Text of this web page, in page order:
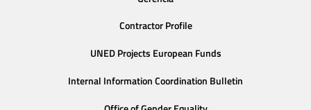
Contractor Profile
UNED Projects European Funds
Internal Information Coordination Bulletin